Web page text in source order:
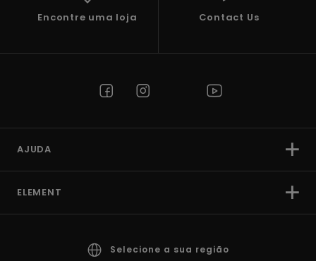
Encontre uma loja Contact Us
AJUDA
ELEMENT
Selecione a sua região